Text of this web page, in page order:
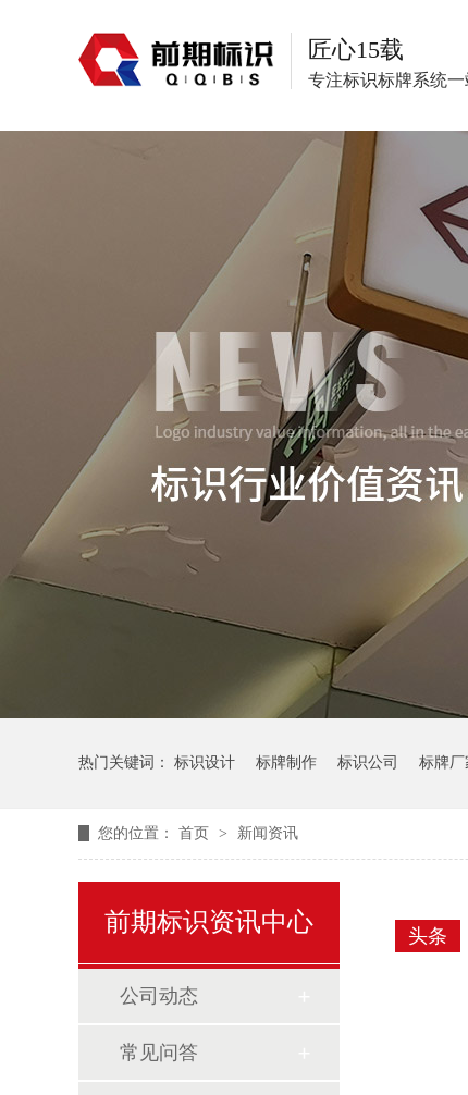
匠心15载
专注标识标牌系统
热门关键词： 标识设计 标牌制作 标识公司 标牌厂
您的位置： 首页 > 新闻资讯
头条
前期标识资讯中心
公司动态
常见问答